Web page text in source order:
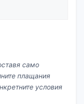
само
плащания
условия